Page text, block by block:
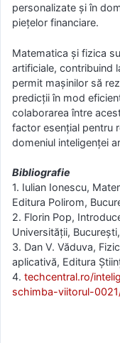
personalizate și în
piețelor financiare.
Matematica și fizica
artificiale, contribuind
permit mașinilor să
predicții în mod
colaborarea între
factor esențial pentru
domeniul inteligenței
Bibliografie
1. Iulian Ionescu,
Editura Polirom,
2. Florin Pop,
Universității,
3. Dan V. Văduva,
aplicativă, Editura
4. techcentral.ro/
schimba-viitorul-